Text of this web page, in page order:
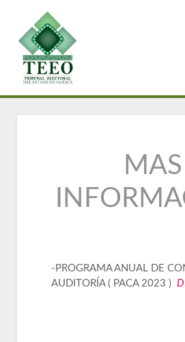
MAS
-PROGRAMA ANUAL DE
AUDITORÍA ( PACA 2023 )